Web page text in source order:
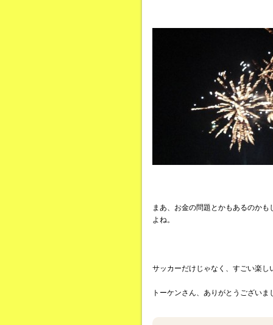
まあ、お金の問題とかもあるのか
よね。
サッカーだけじゃなく、すごい楽
トーケンさん、ありがとうございま